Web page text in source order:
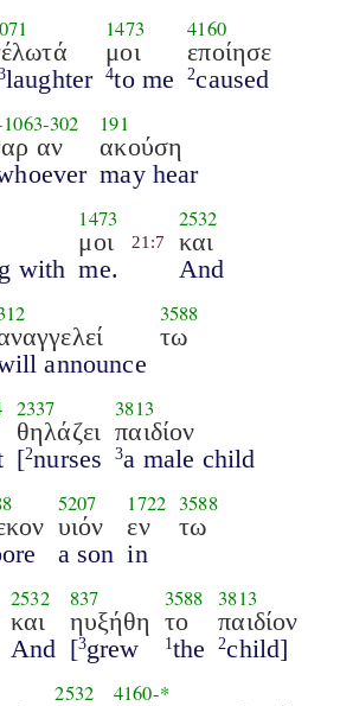
laughter
1473
μοι
4to me
4160
εποίησε
2caused
1063-302
αν
191
ακούση
may hear
with
1473
μοι
me.
21:7
2532
και
And
announce
3588
τω
2337
θηλάζει
[2nurses
3813
παιδίον
3a male child
5207
υιόν
a son
1722
εν
in
3588
τω
2532
και
And
837
ηυξήθη
[3grew
3588
το
1 the
3813
παιδίον
2child]
2532 4160-*